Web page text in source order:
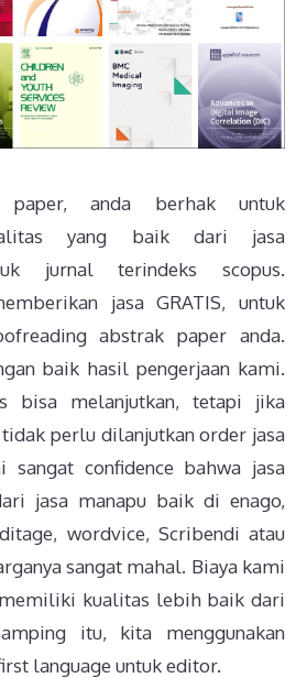
paper, anda berhak untuk
yang baik dari jasa
jurnal terindeks scopus.
jasa GRATIS, untuk
abstrak paper anda.
baik hasil pengerjaan kami.
bisa melanjutkan, tetapi jika
perlu dilanjutkan order jasa
sangat confidence bahwa jasa
jasa manapu baik di enago,
wordvice, Scribendi atau
sangat mahal. Biaya kami
kualitas lebih baik dari
itu, kita menggunakan
language untuk editor.